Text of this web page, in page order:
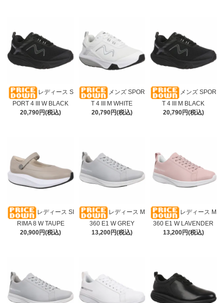
レディース S
PORT 4 III W BLACK
20,790円(税込)
メンズ SPOR
T 4 III M WHITE
20,790円(税込)
メンズ SPOR
T 4 III M BLACK
20,790円(税込)
レディース SI
RIMA 8 W TAUPE
20,900円(税込)
レディース M
360 E1 W GREY
13,200円(税込)
レディース M
360 E1 W LAVENDER
13,200円(税込)